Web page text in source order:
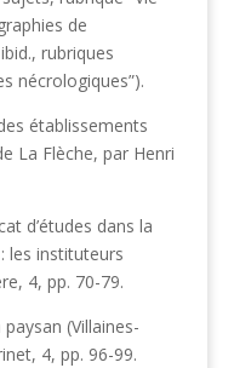
de
rubriques
nécrologiques”).
établissements
La Flèche, par Henri
d’études dans la
les instituteurs
4, pp. 70-79.
(Villaines-
4, pp. 96-99.